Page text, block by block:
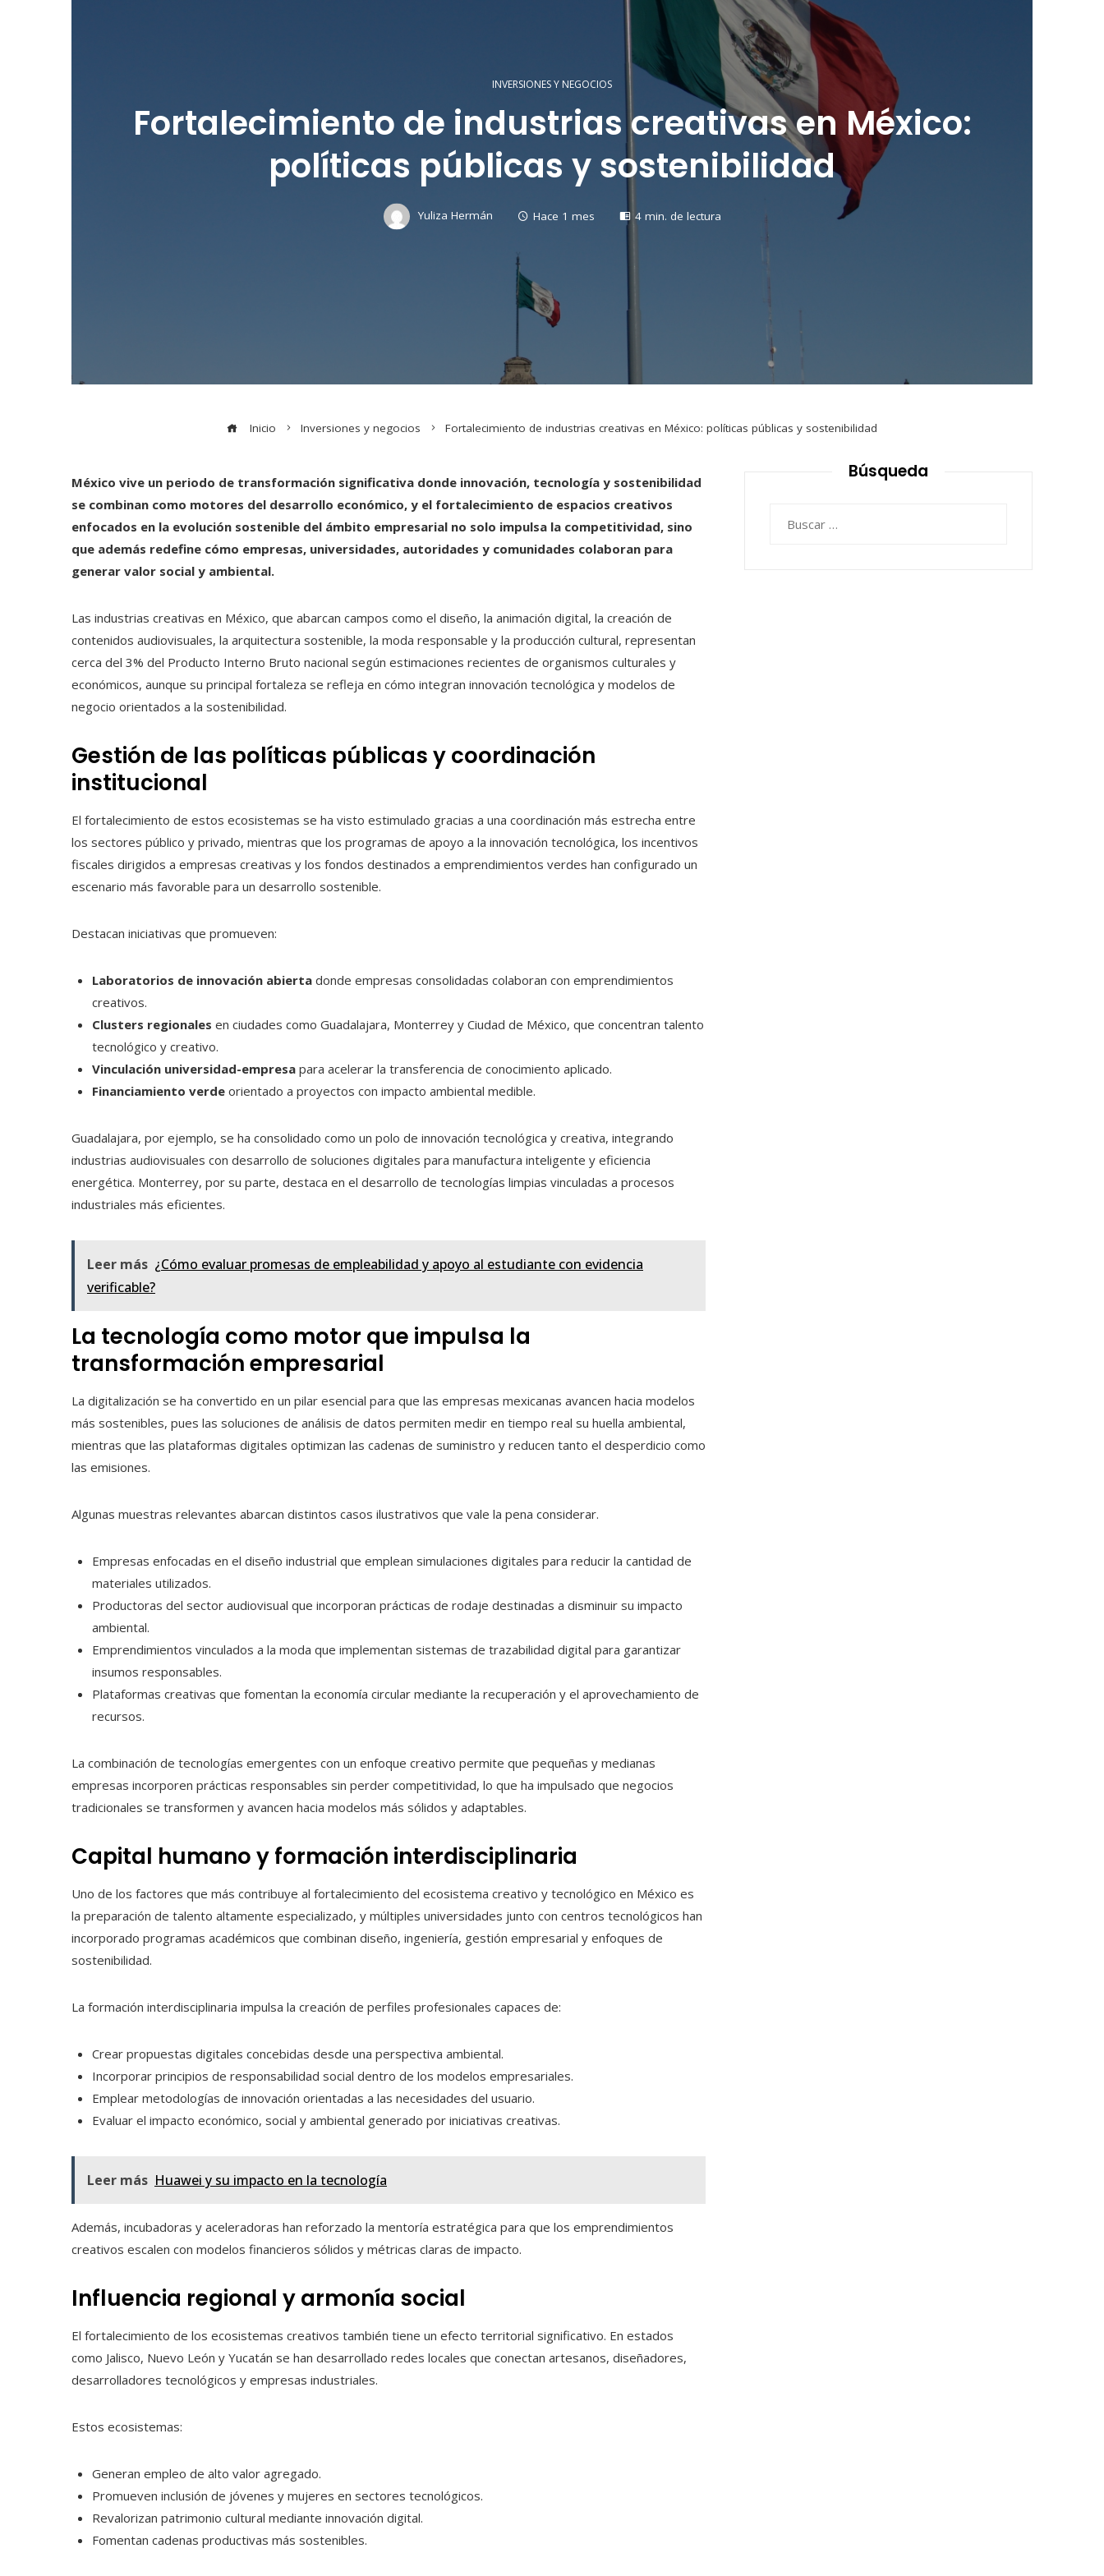
INVERSIONES Y NEGOCIOS
Fortalecimiento de industrias creativas en México:
políticas públicas y sostenibilidad
Yuliza Hermán Hace 1 mes 4 min. de lectura
Inicio Inversiones y negocios Fortalecimiento de industrias creativas en México: políticas públicas y sostenibilidad
México vive un periodo de transformación significativa donde innovación, tecnología y sostenibilidad
se combinan como motores del desarrollo económico, y el fortalecimiento de espacios creativos
enfocados en la evolución sostenible del ámbito empresarial no solo impulsa la competitividad, sino
que además redefine cómo empresas, universidades, autoridades y comunidades colaboran para
generar valor social y ambiental.
Las industrias creativas en México, que abarcan campos como el diseño, la animación digital, la creación de
contenidos audiovisuales, la arquitectura sostenible, la moda responsable y la producción cultural, representan
cerca del 3% del Producto Interno Bruto nacional según estimaciones recientes de organismos culturales y
económicos, aunque su principal fortaleza se refleja en cómo integran innovación tecnológica y modelos de
negocio orientados a la sostenibilidad.
Gestión de las políticas públicas y coordinación
institucional
El fortalecimiento de estos ecosistemas se ha visto estimulado gracias a una coordinación más estrecha entre
los sectores público y privado, mientras que los programas de apoyo a la innovación tecnológica, los incentivos
fiscales dirigidos a empresas creativas y los fondos destinados a emprendimientos verdes han configurado un
escenario más favorable para un desarrollo sostenible.
Destacan iniciativas que promueven:
Laboratorios de innovación abierta donde empresas consolidadas colaboran con emprendimientos
creativos.
Clusters regionales en ciudades como Guadalajara, Monterrey y Ciudad de México, que concentran talento
tecnológico y creativo.
Vinculación universidad-empresa para acelerar la transferencia de conocimiento aplicado.
Financiamiento verde orientado a proyectos con impacto ambiental medible.
Guadalajara, por ejemplo, se ha consolidado como un polo de innovación tecnológica y creativa, integrando
industrias audiovisuales con desarrollo de soluciones digitales para manufactura inteligente y eficiencia
energética. Monterrey, por su parte, destaca en el desarrollo de tecnologías limpias vinculadas a procesos
industriales más eficientes.
Leer más ¿Cómo evaluar promesas de empleabilidad y apoyo al estudiante con evidencia
verificable?
La tecnología como motor que impulsa la
transformación empresarial
La digitalización se ha convertido en un pilar esencial para que las empresas mexicanas avancen hacia modelos
más sostenibles, pues las soluciones de análisis de datos permiten medir en tiempo real su huella ambiental,
mientras que las plataformas digitales optimizan las cadenas de suministro y reducen tanto el desperdicio como
las emisiones.
Algunas muestras relevantes abarcan distintos casos ilustrativos que vale la pena considerar.
Empresas enfocadas en el diseño industrial que emplean simulaciones digitales para reducir la cantidad de
materiales utilizados.
Productoras del sector audiovisual que incorporan prácticas de rodaje destinadas a disminuir su impacto
ambiental.
Emprendimientos vinculados a la moda que implementan sistemas de trazabilidad digital para garantizar
insumos responsables.
Plataformas creativas que fomentan la economía circular mediante la recuperación y el aprovechamiento de
recursos.
La combinación de tecnologías emergentes con un enfoque creativo permite que pequeñas y medianas
empresas incorporen prácticas responsables sin perder competitividad, lo que ha impulsado que negocios
tradicionales se transformen y avancen hacia modelos más sólidos y adaptables.
Capital humano y formación interdisciplinaria
Uno de los factores que más contribuye al fortalecimiento del ecosistema creativo y tecnológico en México es
la preparación de talento altamente especializado, y múltiples universidades junto con centros tecnológicos han
incorporado programas académicos que combinan diseño, ingeniería, gestión empresarial y enfoques de
sostenibilidad.
La formación interdisciplinaria impulsa la creación de perfiles profesionales capaces de:
Crear propuestas digitales concebidas desde una perspectiva ambiental.
Incorporar principios de responsabilidad social dentro de los modelos empresariales.
Emplear metodologías de innovación orientadas a las necesidades del usuario.
Evaluar el impacto económico, social y ambiental generado por iniciativas creativas.
Leer más Huawei y su impacto en la tecnología
Además, incubadoras y aceleradoras han reforzado la mentoría estratégica para que los emprendimientos
creativos escalen con modelos financieros sólidos y métricas claras de impacto.
Influencia regional y armonía social
El fortalecimiento de los ecosistemas creativos también tiene un efecto territorial significativo. En estados
como Jalisco, Nuevo León y Yucatán se han desarrollado redes locales que conectan artesanos, diseñadores,
desarrolladores tecnológicos y empresas industriales.
Estos ecosistemas:
Generan empleo de alto valor agregado.
Promueven inclusión de jóvenes y mujeres en sectores tecnológicos.
Revalorizan patrimonio cultural mediante innovación digital.
Fomentan cadenas productivas más sostenibles.
Búsqueda